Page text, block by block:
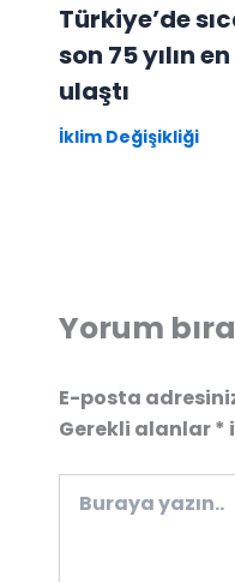
Türkiye’de
son 75 yılın
ulaştı
İklim Değişikliği
Yorum
E-posta
Gerekli alanlar*
yazın..